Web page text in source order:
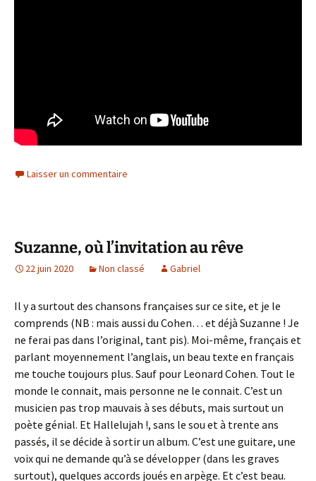
Laisser un commentaire
Suzanne, où l’invitation au rêve
22 juin 2020 Non classé Gabriel
Il y a surtout des chansons françaises sur ce site, et je le
comprends (NB : mais aussi du Cohen… et déjà Suzanne ! Je
ne ferai pas dans l’original, tant pis). Moi-même, français et
parlant moyennement l’anglais, un beau texte en français
me touche toujours plus. Sauf pour Leonard Cohen. Tout le
monde le connait, mais personne ne le connait. C’est un
musicien pas trop mauvais à ses débuts, mais surtout un
poète génial. Et Hallelujah !, sans le sou et à trente ans
passés, il se décide à sortir un album. C’est une guitare, une
voix qui ne demande qu’à se développer (dans les graves
surtout), quelques accords joués en arpège. Et c’est beau.